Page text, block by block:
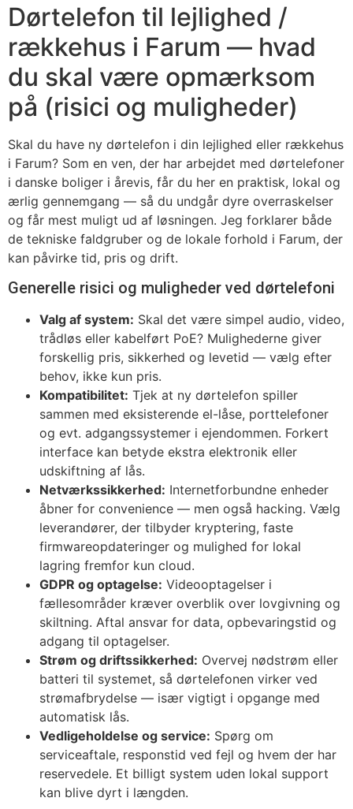
Dørtelefon til lejlighed /
rækkehus i Farum — hvad
du skal være opmærksom
på (risici og muligheder)
Skal du have ny dørtelefon i din lejlighed eller rækkehus
i Farum? Som en ven, der har arbejdet med dørtelefoner
i danske boliger i årevis, får du her en praktisk, lokal og
ærlig gennemgang — så du undgår dyre overraskelser
og får mest muligt ud af løsningen. Jeg forklarer både
de tekniske faldgruber og de lokale forhold i Farum, der
kan påvirke tid, pris og drift.
Generelle risici og muligheder ved dørtelefoni
Valg af system: Skal det være simpel audio, video,
trådløs eller kabelført PoE? Mulighederne giver
forskellig pris, sikkerhed og levetid — vælg efter
behov, ikke kun pris.
Kompatibilitet: Tjek at ny dørtelefon spiller
sammen med eksisterende el-låse, porttelefoner
og evt. adgangssystemer i ejendommen. Forkert
interface kan betyde ekstra elektronik eller
udskiftning af lås.
Netværkssikkerhed: Internetforbundne enheder
åbner for convenience — men også hacking. Vælg
leverandører, der tilbyder kryptering, faste
firmwareopdateringer og mulighed for lokal
lagring fremfor kun cloud.
GDPR og optagelse: Videooptagelser i
fællesområder kræver overblik over lovgivning og
skiltning. Aftal ansvar for data, opbevaringstid og
adgang til optagelser.
Strøm og driftssikkerhed: Overvej nødstrøm eller
batteri til systemet, så dørtelefonen virker ved
strømafbrydelse — især vigtigt i opgange med
automatisk lås.
Vedligeholdelse og service: Spørg om
serviceaftale, responstid ved fejl og hvem der har
reservedele. Et billigt system uden lokal support
kan blive dyrt i længden.